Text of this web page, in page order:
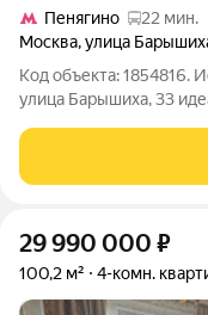
Пенягино
22 мин.
Москва,улица
Код объекта: 1854816.
улица Барышиха, 33 идеальное решение для большой семьи
квартира на
панельного дома 1998
29 990 000 ₽
100,2 м² 4-комн.